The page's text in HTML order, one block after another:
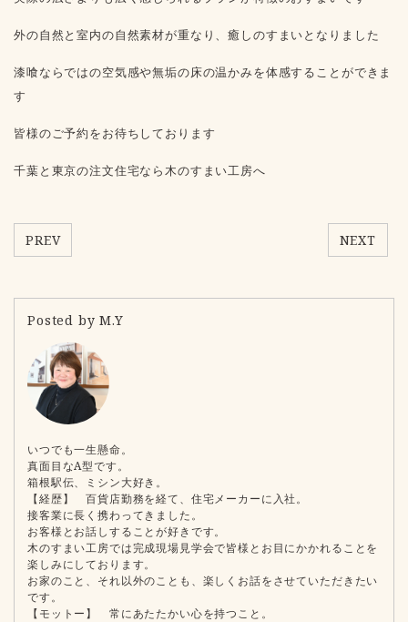
外の自然と室内の自然素材が重なり、癒しのすまいとなりました
漆喰ならではの空気感や無垢の床の温かみを体感することができま
す
皆様のご予約をお待ちしております
千葉と東京の注文住宅なら木のすまい工房へ
PREV NEXT
Posted by M.Y
いつでも一生懸命。
真面目なA型です。
箱根駅伝、ミシン大好き。
【経歴】 百貨店勤務を経て、住宅メーカーに入社。
接客業に長く携わってきました。
お客様とお話しすることが好きです。
木のすまい工房では完成現場見学会で皆様とお目にかかれることを
楽しみにしております。
お家のこと、それ以外のことも、楽しくお話をさせていただきたい
です。
【モットー】 常にあたたかい心を持つこと。